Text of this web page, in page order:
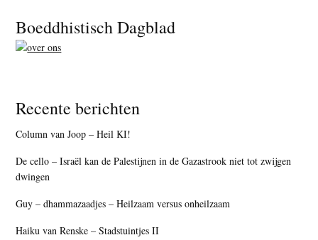
Footer
Boeddhistisch Dagblad
Recente berichten
Column van Joop – Heil KI!
De cello – Israël kan de Palestijnen in de Gazastrook niet tot zwijgen
dwingen
Guy – dhammazaadjes – Heilzaam versus onheilzaam
Haiku van Renske – Stadstuintjes II